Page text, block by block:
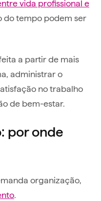
vida profissional e
do tempo podem ser
a partir de mais
administrar o
no trabalho
de bem-estar.
por onde
organização,
.